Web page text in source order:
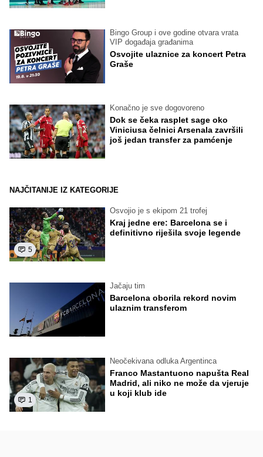
Bingo Group i ove godine otvara vrata
VIP događaja građanima
Osvojite ulaznice za koncert Petra
Graše
Konačno je sve dogovoreno
Dok se čeka rasplet sage oko
Viniciusa čelnici Arsenala završili
još jedan transfer za pamćenje
NAJČITANIJE IZ KATEGORIJE
5
Osvojio je s ekipom 21 trofej
Kraj jedne ere: Barcelona se i
definitivno riješila svoje legende
Jačaju tim
Barcelona oborila rekord novim
ulaznim transferom
1
Neočekivana odluka Argentinca
Franco Mastantuono napušta Real
Madrid, ali niko ne može da vjeruje
u koji klub ide